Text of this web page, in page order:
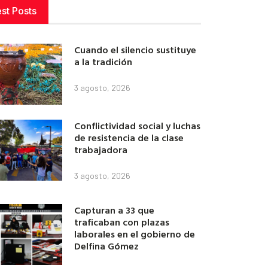
Posts
Cuando el silencio sustituye
a la tradición
3 agosto, 2026
Conflictividad social y luchas
de resistencia de la clase
trabajadora
3 agosto, 2026
Capturan a 33 que
traficaban con plazas
laborales en el gobierno de
Delfina Gómez